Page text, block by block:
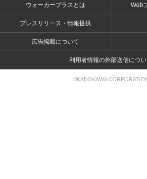
ウォーカープラスとは Web
プレスリリース・情報提供
広告掲載について
利用者情報の外部送信につ
©KADOKAWA